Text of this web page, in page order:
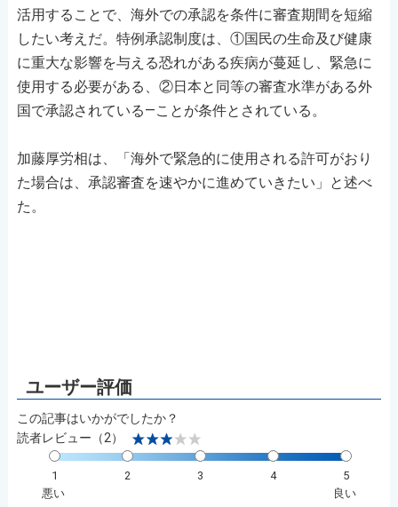
活用することで、海外での承認を条件に審査期間を短縮
したい考えだ。特例承認制度は、①国民の生命及び健康
に重大な影響を与える恐れがある疾病が蔓延し、緊急に
使用する必要がある、②日本と同等の審査水準がある外
国で承認されている―ことが条件とされている。
加藤厚労相は、「海外で緊急的に使用される許可がおり
た場合は、承認審査を速やかに進めていきたい」と述べ
た。
この記事はいかがでしたか？
読者レビュー（2）
1 2 3 4
5
悪い
良い